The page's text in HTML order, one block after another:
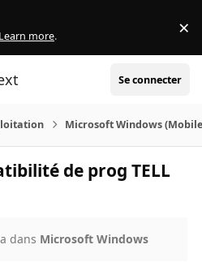
Learn more. ×
Se connecter
Microsoft Windows
de prog TELL
dans Microsoft Windows